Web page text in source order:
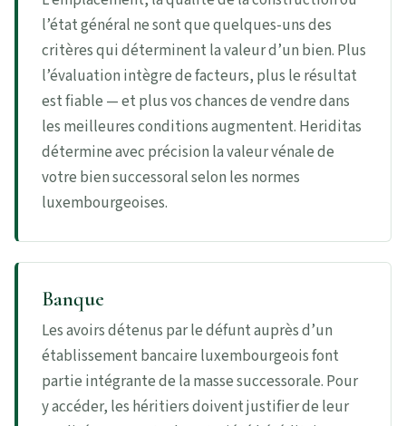
l’état général ne sont que quelques-uns des
critères qui déterminent la valeur d’un bien. Plus
l’évaluation intègre de facteurs, plus le résultat
est fiable — et plus vos chances de vendre dans
les meilleures conditions augmentent. Heriditas
détermine avec précision la valeur vénale de
votre bien successoral selon les normes
luxembourgeoises.
Banque
Les avoirs détenus par le défunt auprès d’un
établissement bancaire luxembourgeois font
partie intégrante de la masse successorale. Pour
y accéder, les héritiers doivent justifier de leur